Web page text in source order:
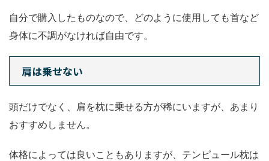
自分で購入したものなので、どのように使用しても首など
身体に不調がなければ自由です。
肩は乗せない
頭だけでなく、肩を枕に乗せる方が稀にいますが、あまり
おすすめしません。
体格によっては良いこともありますが、テンピュール枕は